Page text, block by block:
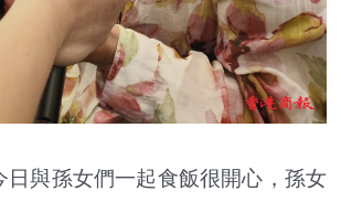
日與孫女們一起食飯很開心，孫女